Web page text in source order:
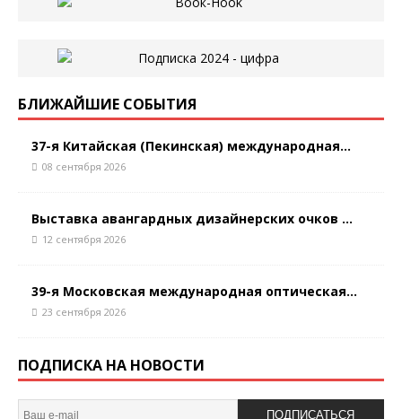
БЛИЖАЙШИЕ СОБЫТИЯ
37-я Китайская (Пекинская) международная...
08 сентября 2026
Выставка авангардных дизайнерских очков ...
12 сентября 2026
39-я Московская международная оптическая...
23 сентября 2026
ПОДПИСКА НА НОВОСТИ
ПОДПИСАТЬСЯ